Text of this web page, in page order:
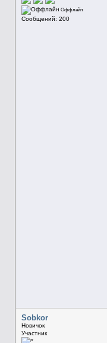
Оффлайн
Сообщений: 200
Sobkor
Новичок
Участник